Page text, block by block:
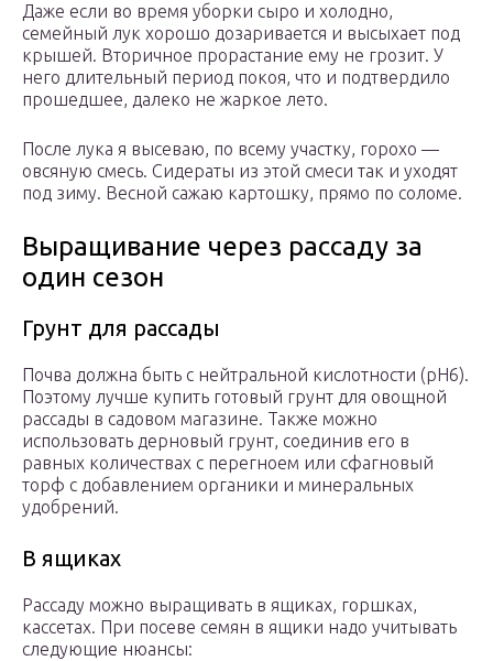
Даже если во время уборки сыро и холодно,
семейный лук хорошо дозаривается и высыхает под
крышей. Вторичное прорастание ему не грозит. У
него длительный период покоя, что и подтвердило
прошедшее, далеко не жаркое лето.
После лука я высеваю, по всему участку, горохо —
овсяную смесь. Сидераты из этой смеси так и уходят
под зиму. Весной сажаю картошку, прямо по соломе.
Выращивание через рассаду за
один сезон
Грунт для рассады
Почва должна быть с нейтральной кислотности (pH6).
Поэтому лучше купить готовый грунт для овощной
рассады в садовом магазине. Также можно
использовать дерновый грунт, соединив его в
равных количествах с перегноем или сфагновый
торф с добавлением органики и минеральных
удобрений.
В ящиках
Рассаду можно выращивать в ящиках, горшках,
кассетах. При посеве семян в ящики надо учитывать
следующие нюансы: